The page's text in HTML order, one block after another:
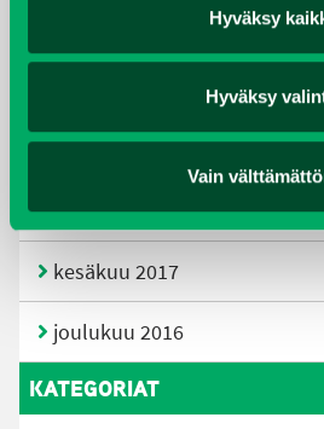
Hyväksy
Hyväksy
Vain
joulukuu 2017
heinäkuu 2017
kesäkuu 2017
joulukuu 2016
KATEGORIAT